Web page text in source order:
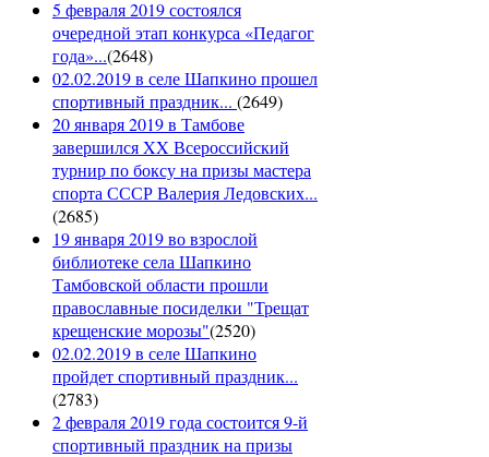
5 февраля 2019 состоялся
очередной этап конкурса «Педагог
года»...(2648)
02.02.2019 в селе Шапкино прошел
спортивный праздник... (2649)
20 января 2019 в Тамбове
завершился XX Всероссийский
турнир по боксу на призы мастера
спорта СССР Валерия Ледовских...
(2685)
19 января 2019 во взрослой
библиотеке села Шапкино
Тамбовской области прошли
православные посиделки "Трещат
крещенские морозы"(2520)
02.02.2019 в селе Шапкино
пройдет спортивный праздник...
(2783)
2 февраля 2019 года состоится 9-й
спортивный праздник на призы